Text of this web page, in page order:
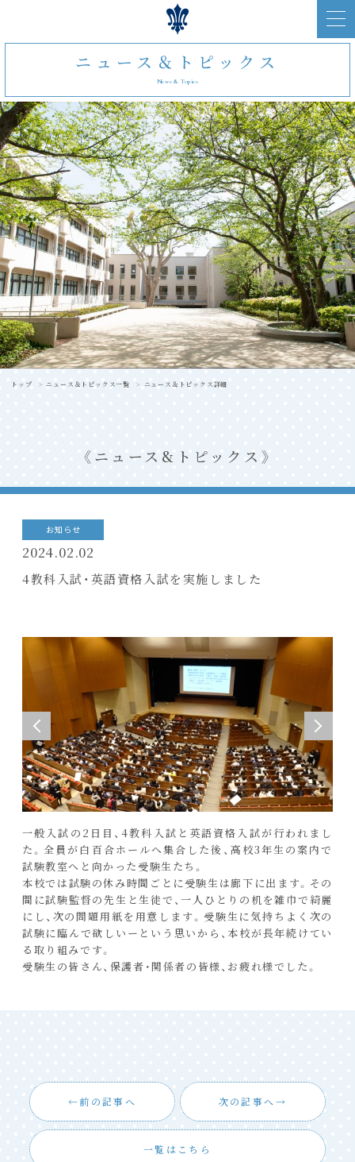
ニュース＆トピックス
News & Topics
トップ ニュース＆トピックス一覧 ニュース＆トピックス詳細
ニュース&トピックス
お知らせ
2024.02.02
4教科入試・英語資格入試を実施しました
一般入試の2日目、4教科入試と英語資格入試が行われまし
た。全員が白百合ホールへ集合した後、高校3年生の案内で
試験教室へと向かった受験生たち。
本校では試験の休み時間ごとに受験生は廊下に出ます。その
間に試験監督の先生と生徒で、一人ひとりの机を雑巾で綺麗
にし、次の問題用紙を用意します。受験生に気持ちよく次の
試験に臨んで欲しいーという思いから、本校が長年続けてい
る取り組みです。
受験生の皆さん、保護者・関係者の皆様、お疲れ様でした。
前の記事へ 次の記事へ
一覧はこちら